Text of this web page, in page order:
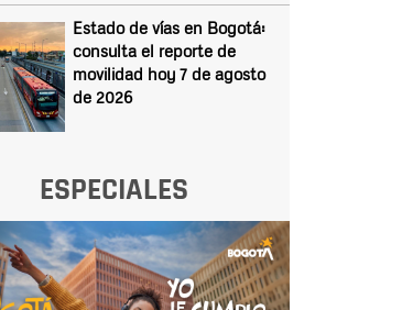
Estado de vías en Bogotá:
consulta el reporte de
movilidad hoy 7 de agosto
de 2026
ESPECIALES